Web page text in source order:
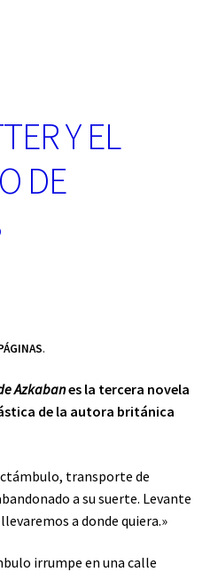
Y EL
DE
.
Azkabanes la tercera novela
de la autora británica
transporte de
a su suerte. Levante
a donde quiera.»
irrumpe en una calle